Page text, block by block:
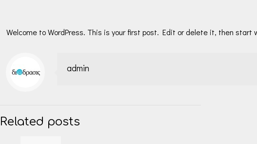
Welcome to WordPress. This is your first post. Edit or delete it, then start
admin
Related posts